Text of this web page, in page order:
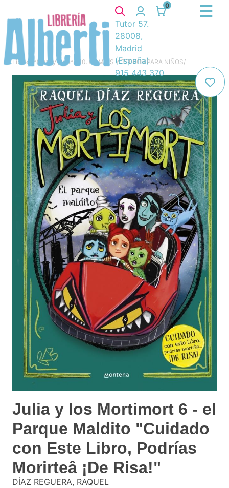
0
Tutor 57.
28008,
Madrid
(España)
915 443 370
Libros Infantil y juvenil 10. COMICS Y TEBEOS PARA NIÑOS/
Julia y los Mortimort 6 - el
Parque Maldito "Cuidado
con Este Libro, Podrías
Morirteâ ¡De Risa!"
DÍAZ REGUERA, RAQUEL